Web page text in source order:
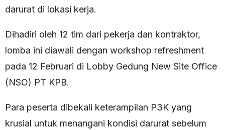
darurat di lokasi kerja.
Dihadiri oleh 12 tim dari pekerja dan kontraktor,
lomba ini diawali dengan workshop refreshment
pada 12 Februari di Lobby Gedung New Site Office
(NSO) PT KPB.
Para peserta dibekali keterampilan P3K yang
krusial untuk menangani kondisi darurat sebelum